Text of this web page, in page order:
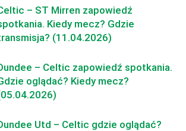
– ST Mirren zapowiedź
Kiedy mecz? Gdzie
(11.04.2026)
– Celtic zapowiedź spotkania.
oglądać? Kiedy mecz?
Utd – Celtic gdzie oglądać?